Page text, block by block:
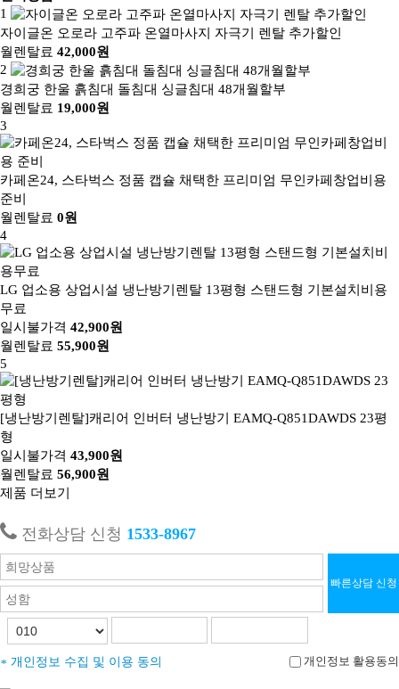
1
자이글온 오로라 고주파 온열마사지 자극기 렌탈 추가할인
월렌탈료 42,000원
2
경희궁 한울 흙침대 돌침대 싱글침대 48개월할부
월렌탈료 19,000원
3
카페온24, 스타벅스 정품 캡슐 채택한 프리미엄 무인카페창업비용
준비
월렌탈료 0원
4
LG 업소용 상업시설 냉난방기렌탈 13평형 스탠드형 기본설치비용
무료
일시불가격 42,900원
월렌탈료 55,900원
5
[냉난방기렌탈]캐리어 인버터 냉난방기 EAMQ-Q851DAWDS 23평
형
일시불가격 43,900원
월렌탈료 56,900원
제품 더보기
전화상담 신청 1533-8967
빠른상담 신청
* 개인정보 수집 및 이용 동의 개인정보 활용동의